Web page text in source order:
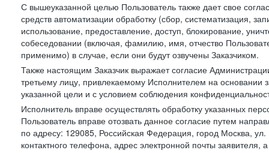
С вышеуказанной целью Пользователь также дает свое
средств автоматизации обработку (сбор, систематизация,
использование, предоставление, доступ, блокирование,
собеседовании (включая, фамилию, имя, отчество
применимо) в случае, если они будут озвучены Заказчиком.
Также настоящим Заказчик выражает согласие
третьему лицу, привлекаемому Исполнителем на основании
указанной цели и с условием соблюдения
Исполнитель вправе осуществлять обработку указанных
Пользователь вправе отозвать данное согласие путем
по адресу: 129085, Российская Федерация, город Москва,
контактного телефона, адрес электронной почты